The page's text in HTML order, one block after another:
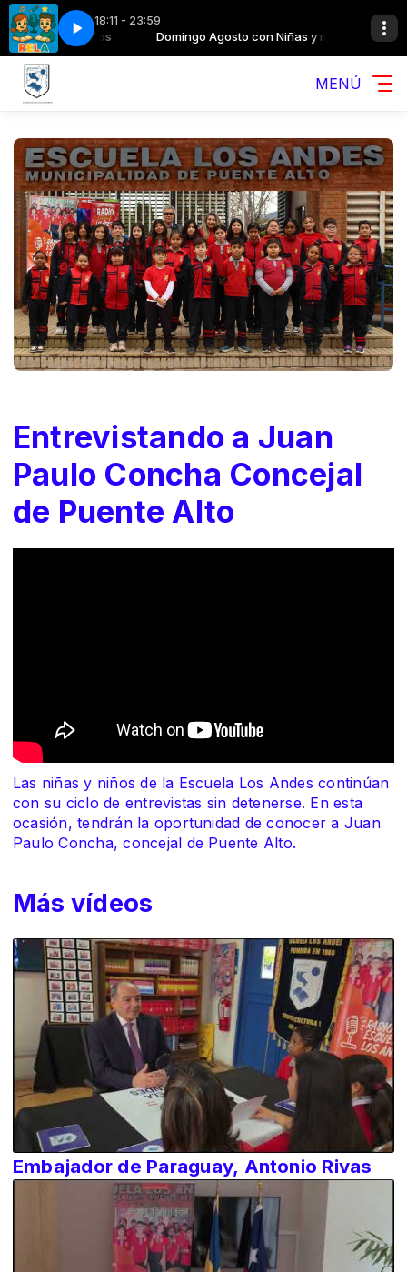
18:11 - 23:59
Niñas y niños Domingo Agosto con Niñas y niños
2.026 Saludos musicales 2.026
MENÚ
Entrevistando a Juan
Paulo Concha Concejal
de Puente Alto
Más vídeos
Embajador de Paraguay, Antonio Rivas
Las niñas y niños de la Escuela Los Andes continúan
con su ciclo de entrevistas sin detenerse. En esta
ocasión, tendrán la oportunidad de conocer a Juan
Paulo Concha, concejal de Puente Alto.